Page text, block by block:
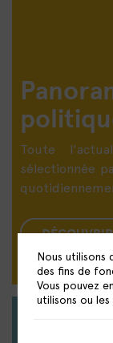
Toute
sélectionnée
Nous utilisons
des fins de
Vous pouvez
utilisons ou